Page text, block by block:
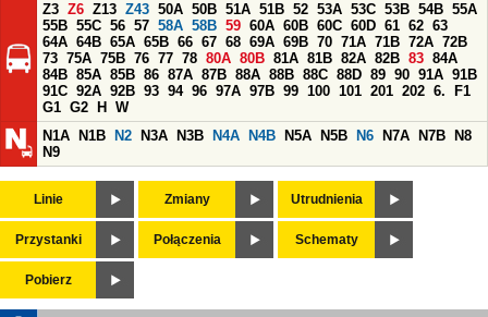
Z3 Z6 Z13 Z43 50A 50B 51A 51B 52 53A 53C 53B 54B 55A
55B 55C 56 57 58A 58B 59 60A 60B 60C 60D 61 62 63
64A 64B 65A 65B 66 67 68 69A 69B 70 71A 71B 72A 72B
73 75A 75B 76 77 78 80A 80B 81A 81B 82A 82B 83 84A
84B 85A 85B 86 87A 87B 88A 88B 88C 88D 89 90 91A 91B
91C 92A 92B 93 94 96 97A 97B 99 100 101 201 202 6.
F1
G1 G2 H
W
N1A
N1B N2 N3A N3B N4A N4B N5A N5B N6 N7A N7B
N8
N9
Linie Zmiany Utrudnienia
Przystanki Połączenia Schematy
Pobierz